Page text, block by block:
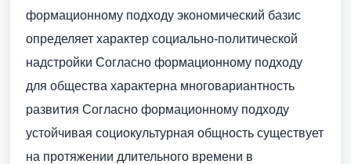
формационному подходу экономический базис
определяет характер социально-политической
надстройки Согласно формационному подходу
для общества характерна многовариантность
развития Согласно формационному подходу
устойчивая социокультурная общность существует
на протяжении длительного времени в